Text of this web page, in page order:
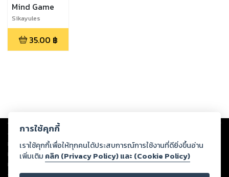
Mind Game
Sikayules
35.00 ฿
Copyright © 2026
ต่อผลงานหรือเนื้อหาใดที่อัปโหลดผ่านเว็บไซต์และปรากฏว่าละเมิดสิทธิใน
ทรัพย์สินทางปัญญาของบุคคลอื่นหรือขัดต่อกฎหมายและศีลธรรม ดังนั้น ผู้อ่าน
ทุกท่านโปรดใช้วิจารณญาณในการกลั่นกรองด้วยตนเอง และหากท่านพบว่าส่วน
หนึ่งส่วนใดขัดต่อกฎหมายและศีลธรรม กรุณาแจ้งมายังบริษัท เพื่อทีมงานจะได้
ดำเนินการในทันที ทั้งนี้ ทางสตอรี่ล็อกขอสงวนลิขสิทธิ์ตามพระราชบัญญัติ
การใช้คุกกี้
เราใช้คุกกี้เพื่อให้ทุกคนได้ประสบการณ์การใช้งานที่ดียิ่งขึ้นอ่าน
เพิ่มเติม คลิก (Privacy Policy) และ (Cookie Policy)